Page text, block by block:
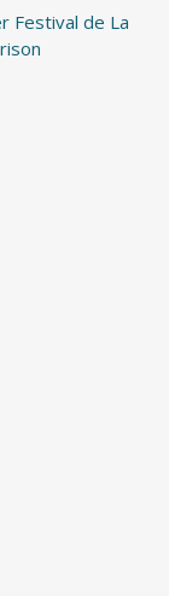
Festival de La